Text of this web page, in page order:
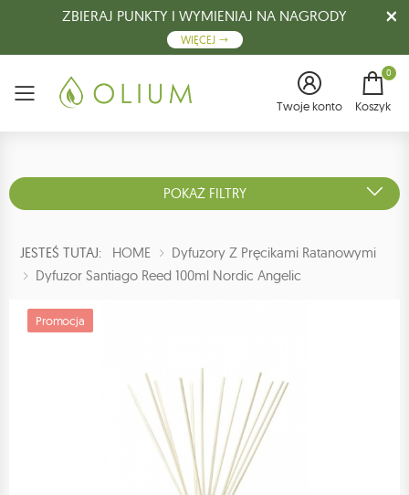
ZBIERAJ PUNKTY I WYMIENIAJ NA NAGRODY
WIĘCEJ
Menu Twoje konto
0
Koszyk
POKAŻ FILTRY
JESTEŚ TUTAJ: HOME
Dyfuzory Z Pręcikami Ratanowymi
Dyfuzor Santiago Reed 100ml Nordic Angelic
Promocja